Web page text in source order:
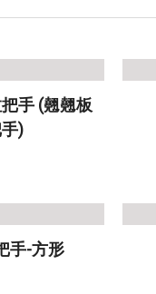
手 (翹翹板
)
手-方形